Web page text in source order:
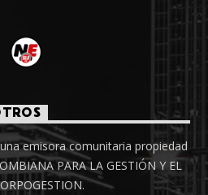
emisora comunitaria propiedad
PARA LA GESTIÓN Y EL